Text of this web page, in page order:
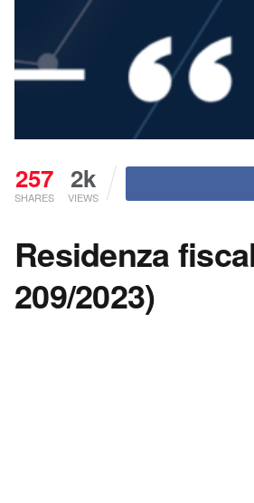
257
SHARES
2k
VIEWS
Residenza
209/2023)